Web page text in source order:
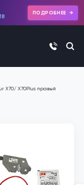
ПОДРОБНЕЕ
+7 (495)
X70/ Х70Plus правый